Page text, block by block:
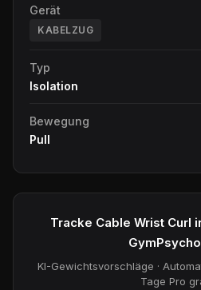
Gerät
KABELZUG
Typ
Isolation
Bewegung
Pull
Tracke Cable Wrist Curl
KI-Gewichtsvorschläge ·
Tage Pro